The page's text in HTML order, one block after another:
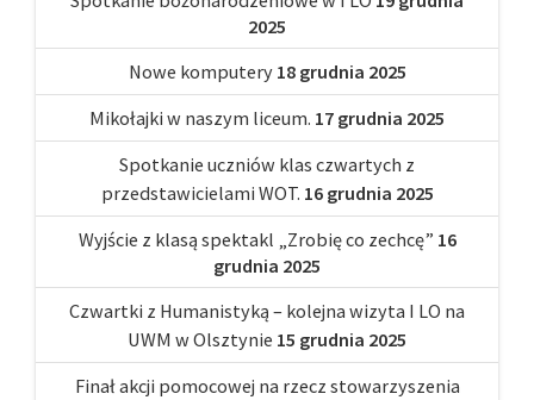
2025
Nowe komputery 18 grudnia 2025
Mikołajki w naszym liceum. 17 grudnia 2025
Spotkanie uczniów klas czwartych z
przedstawicielami WOT. 16 grudnia 2025
Wyjście z klasą spektakl „Zrobię co zechcę” 16
grudnia 2025
Czwartki z Humanistyką – kolejna wizyta I LO na
UWM w Olsztynie 15 grudnia 2025
Finał akcji pomocowej na rzecz stowarzyszenia